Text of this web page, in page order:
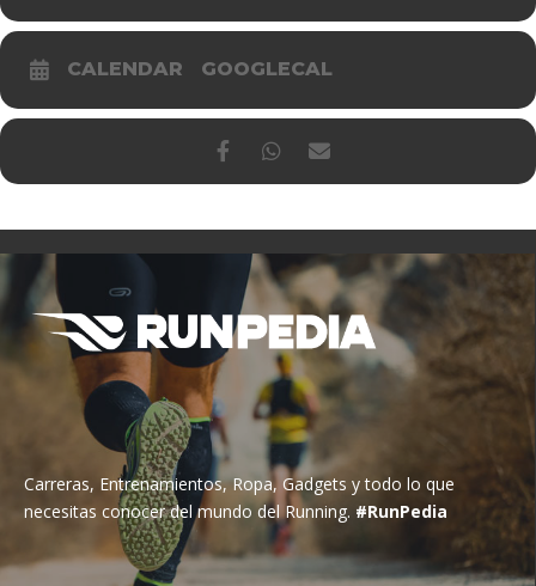
CALENDAR GOOGLECAL
Carreras, Entrenamientos, Ropa, Gadgets y todo lo que
necesitas conocer del mundo del Running. #RunPedia